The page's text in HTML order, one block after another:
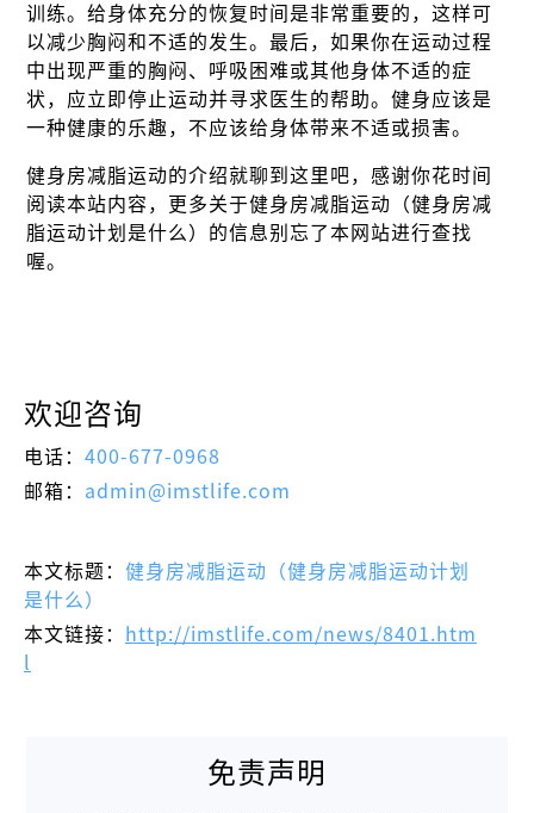
训练。给身体充分的恢复时间是非常重要的，这样可
以减少胸闷和不适的发生。最后，如果你在运动过程
中出现严重的胸闷、呼吸困难或其他身体不适的症
状，应立即停止运动并寻求医生的帮助。健身应该是
一种健康的乐趣，不应该给身体带来不适或损害。
健身房减脂运动的介绍就聊到这里吧，感谢你花时间
阅读本站内容，更多关于健身房减脂运动（健身房减
脂运动计划是什么）的信息别忘了本网站进行查找
喔。
欢迎咨询
电话： 400-677-0968
邮箱： admin@imstlife.com
本文标题： 健身房减脂运动（健身房减脂运动计划
是什么）
本文链接：
http://imstlife.com/news/8401.htm
免责声明